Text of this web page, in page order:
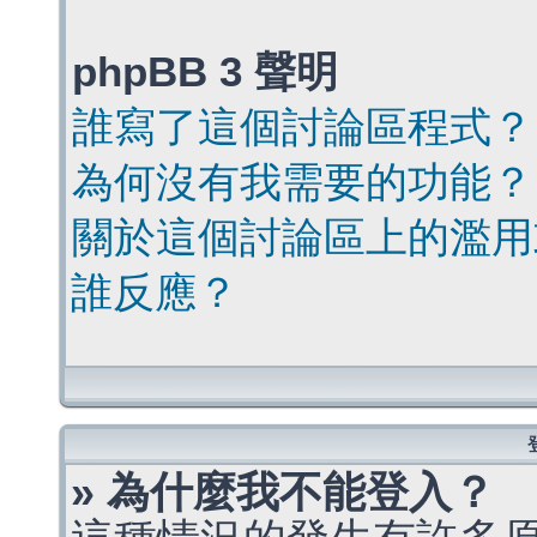
phpBB 3 聲明
誰寫了這個討論區程式？
為何沒有我需要的功能？
關於這個討論區上的濫
誰反應？
» 為什麼我不能登入？